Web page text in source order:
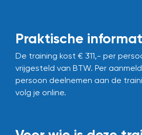
Praktische
De training kost € 311,- per
vrijgesteld van BTW. Per
persoon deelnemen aan de
volg je online.